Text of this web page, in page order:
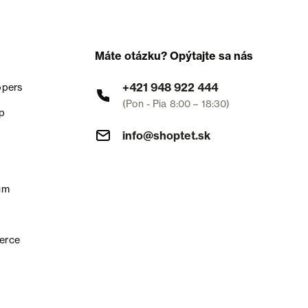
Máte otázku? Opýtajte sa nás
+421 948 922 444
(Pon - Pia 8:00 – 18:30)
info@shoptet.sk